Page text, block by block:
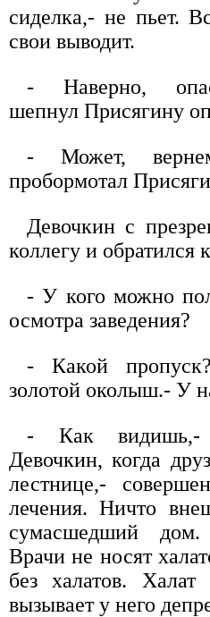
сиделка,- не пьет.
свои выводит.
- Наверно,
шепнул Присягину
- Может,
пробормотал
Девочкин с
коллегу и обратился
- У кого можно
осмотра заведения?
- Какой
золотой околыш.- У
- Как видишь,-
Девочкин, когда
лестнице,-
лечения. Ничто
сумасшедший
Врачи не носят
без халатов. Халат
вызывает у него